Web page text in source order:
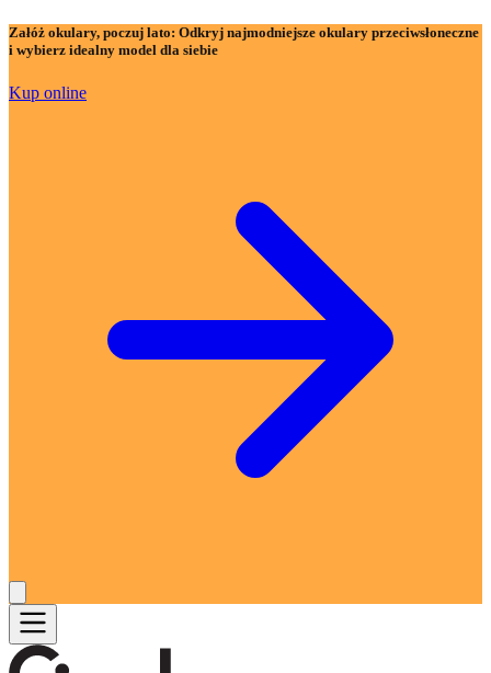
Załóż okulary, poczuj lato: Odkryj najmodniejsze okulary przeciwsłoneczne
i wybierz idealny model dla siebie
Kup online